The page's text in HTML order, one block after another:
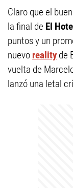
Claro que el
la final de El
puntos y un
nuevo realityde
vuelta de
lanzó una letal